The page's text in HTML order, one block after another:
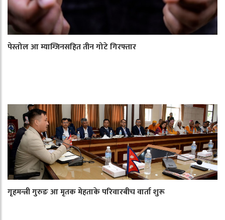
पेस्तोल आ म्याग्जिनसहित तीन गोटे गिरफ्तार
गृहमन्त्री गुरुङ आ मृतक मेहताके परिवारबीच वार्ता शुरू